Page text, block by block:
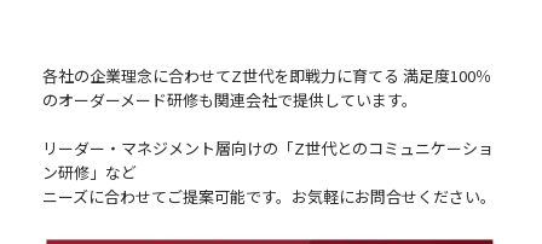
各社の企業理念に合わせてZ世代を即戦力に育てる 満足度100％
のオーダーメード研修も関連会社で提供しています。
リーダー・マネジメント層向けの「Z世代とのコミュニケーショ
ン研修」など
ニーズに合わせてご提案可能です。お気軽にお問合せください。